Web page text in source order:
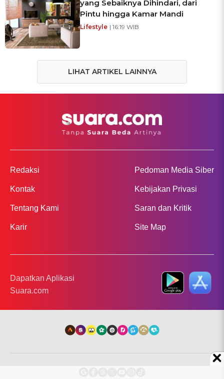
yang Sebaiknya Dihindari, dari
Pintu hingga Kamar Mandi
Lifestyle | 16:19 WIB
LIHAT ARTIKEL LAINNYA
Redaksi
Kontak
Tentang Kami
Karir
Pedoman Media Siber
Kebijakan Privasi
Saran dan Kritik
Site Map
Dapatkan Aplikasi
Suara.com